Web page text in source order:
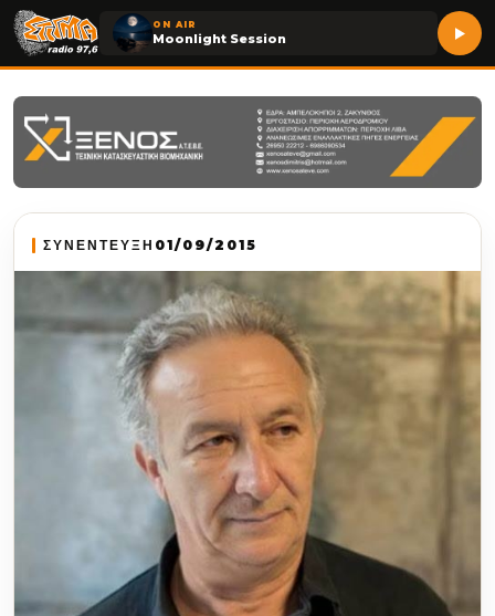
ON AIR
Moonlight Session
ΣΥΝΕΝΤΕΥΞΗ 01/09/2015